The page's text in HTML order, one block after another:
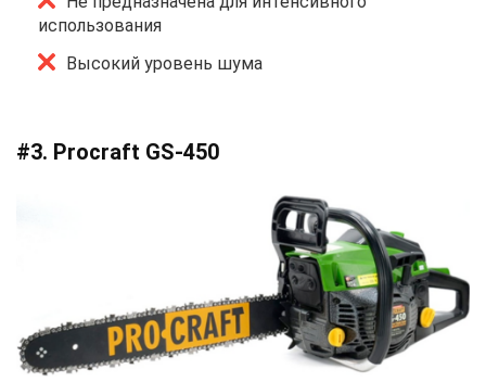
использования
Высокий уровень шума
#3. Procraft GS-450